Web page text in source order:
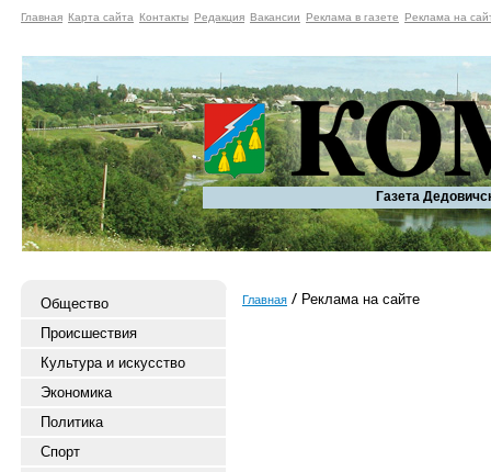
Главная Карта сайта Контакты Редакция Вакансии Реклама в газете Реклама на
Газета
Общество
Происшествия
Культура и искусство
Экономика
Политика
Спорт
Главная Реклама на сайте